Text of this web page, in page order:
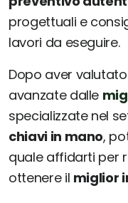
progettuali e
lavori da eseguire.
Dopo aver
avanzate dalle
specializzate nel
chiavi in mano,
quale affidarti per
ottenere il miglior